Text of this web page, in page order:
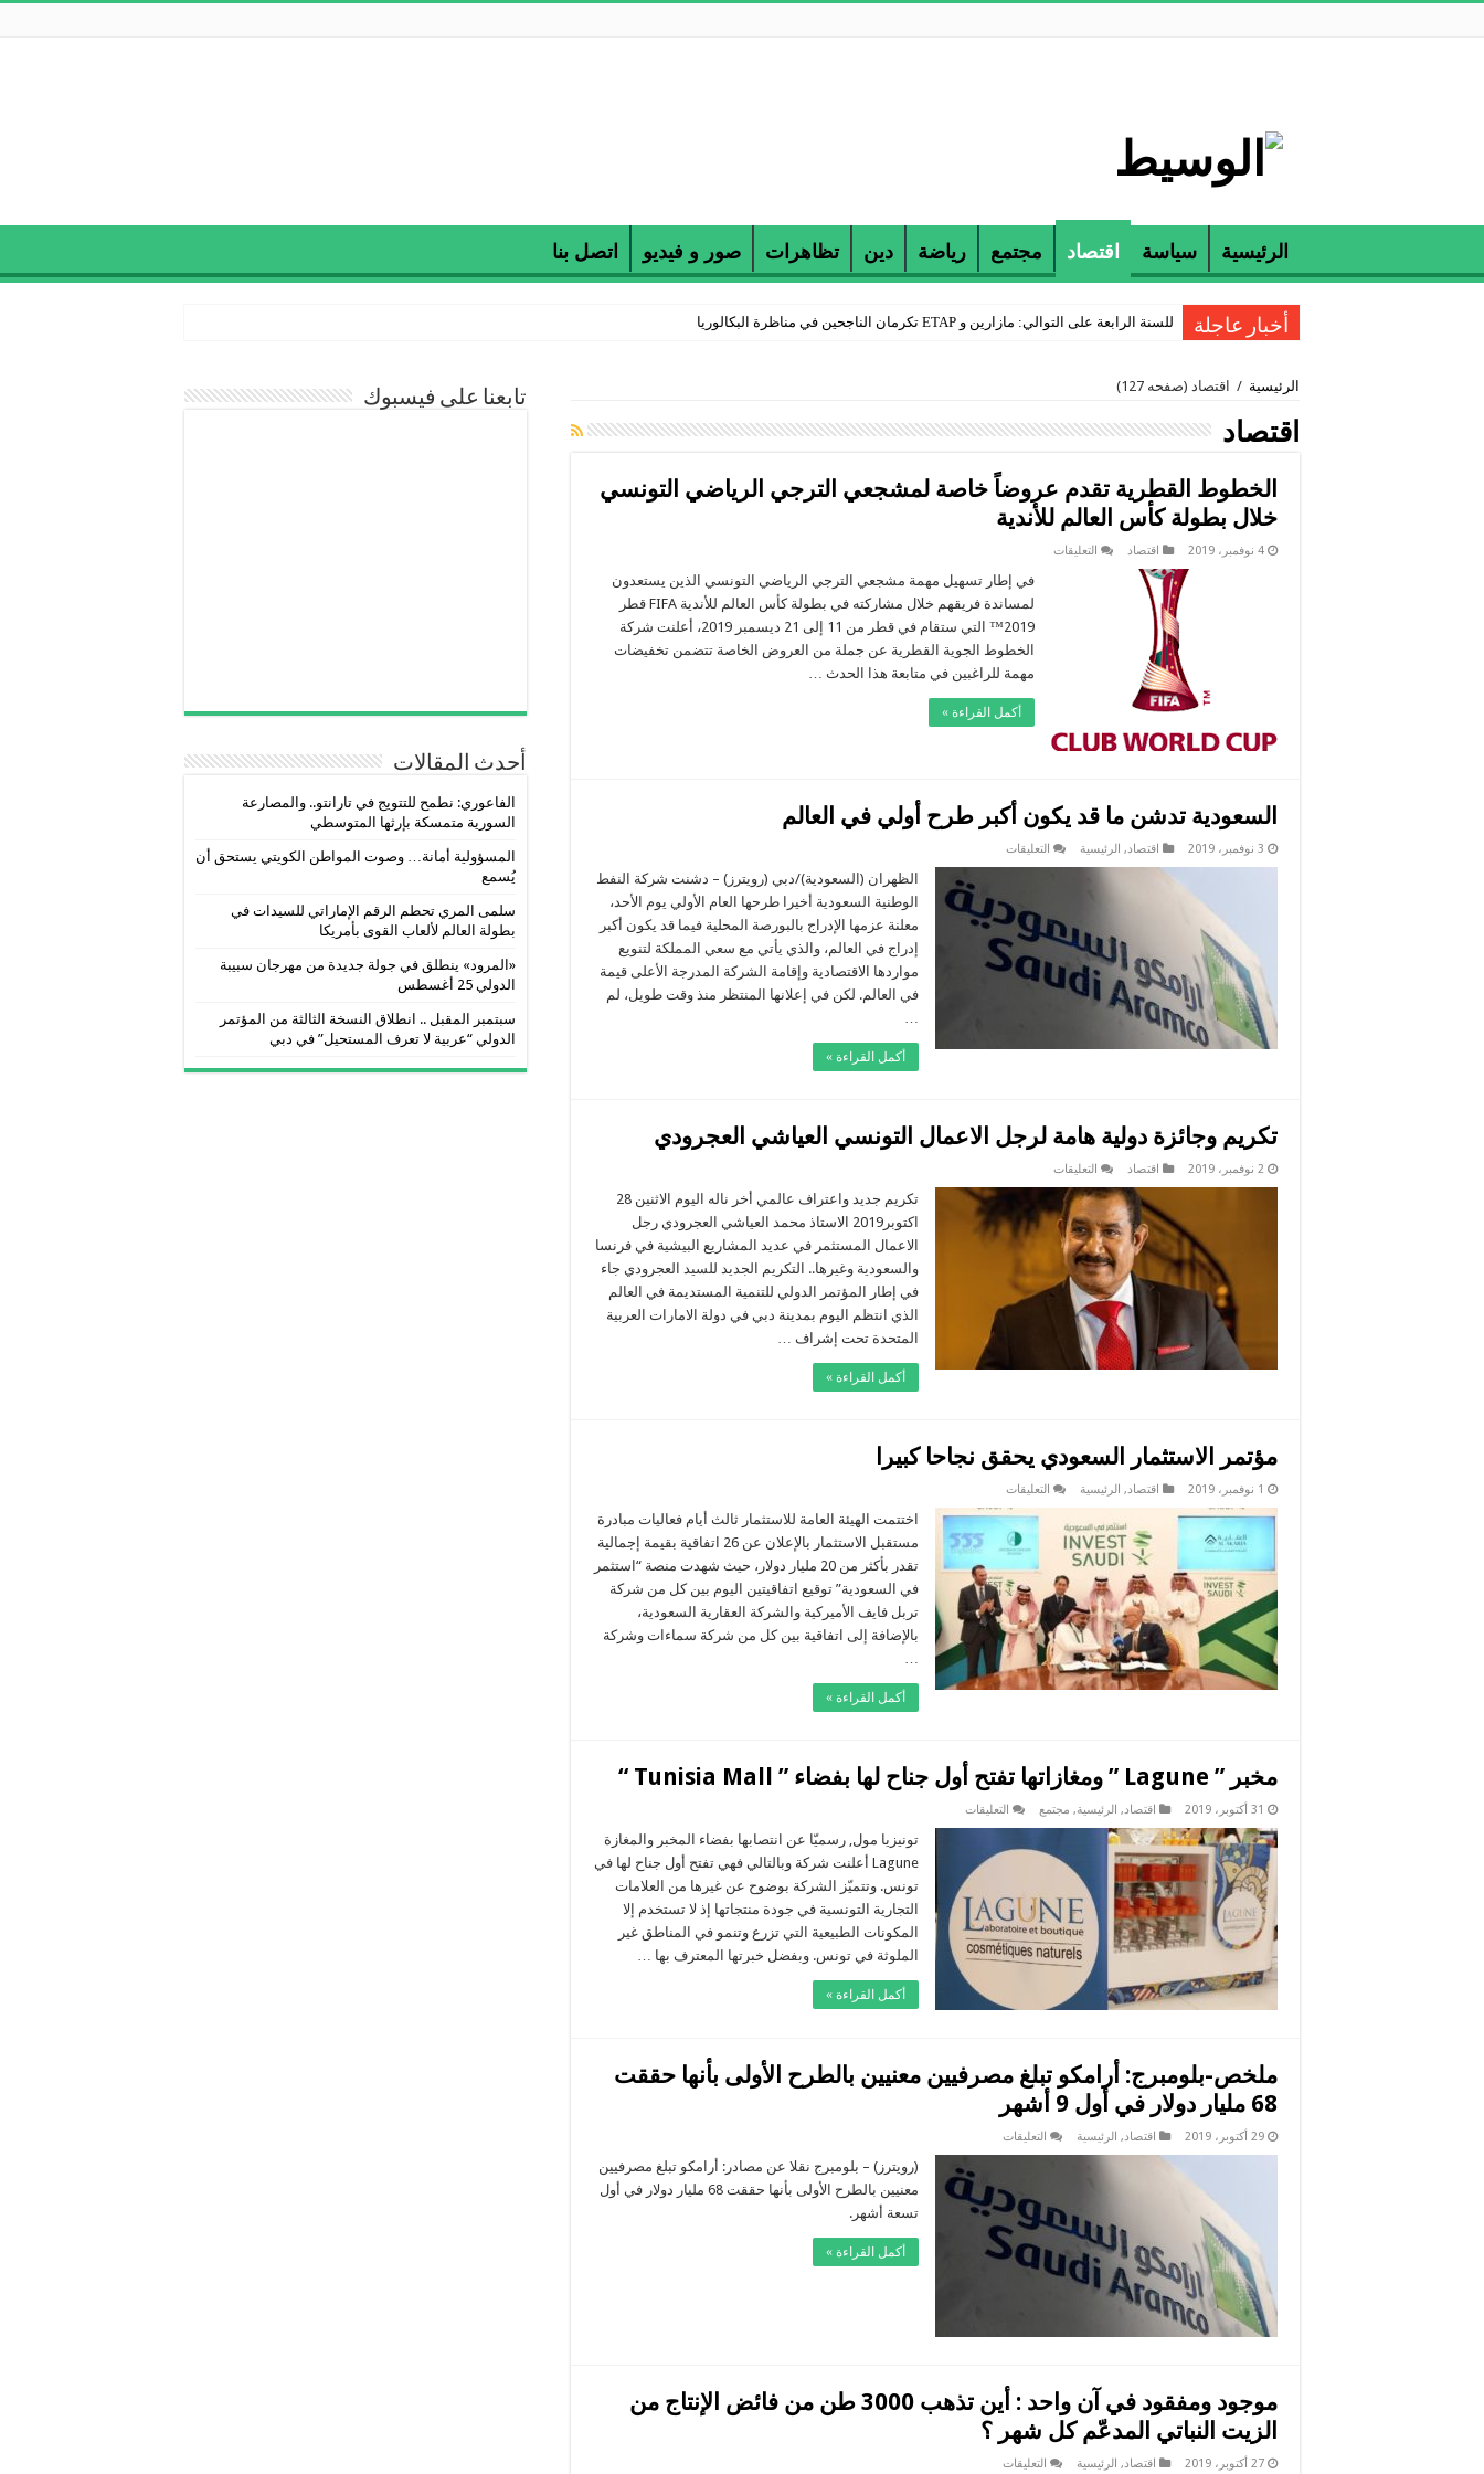
الرئيسية سياسة اقتصاد مجتمع رياضة دين تظاهرات صور و فيديو اتصل بنا
أخبار عاجلة للسنة الرابعة على التوالي: مازارين و ETAP تكرمان الناجحين في مناظرة البكالوريا
الرئيسية / اقتصاد (صفحه 127)
اقتصاد
الخطوط القطرية تقدم عروضاً خاصة لمشجعي الترجي الرياضي التونسي
خلال بطولة كأس العالم للأندية
4 نوفمبر، 2019 اقتصاد التعليقات
القطرية
عروضاً
خاصة
لمشجعي
الترجي
التونسي
كأس
العالم
للأندية
في إطار تسهيل مهمة مشجعي الترجي الرياضي التونسي الذين يستعدون
لمساندة فريقهم خلال مشاركته في بطولة كأس العالم للأندية FIFA قطر
2019™ التي ستقام في قطر من 11 إلى 21 ديسمبر 2019، أعلنت شركة
الخطوط الجوية القطرية عن جملة من العروض الخاصة تتضمن تخفيضات
مهمة للراغبين في متابعة هذا الحدث …
أكمل القراءة »
السعودية تدشن ما قد يكون أكبر طرح أولي في العالم
3 نوفمبر، 2019 اقتصاد, الرئيسية التعليقات
قد
يكون
أكبر
طرح
أولي
في
الظهران (السعودية)/دبي (رويترز) – دشنت شركة النفط
الوطنية السعودية أخيرا طرحها العام الأولي يوم الأحد،
معلنة عزمها الإدراج بالبورصة المحلية فيما قد يكون أكبر
إدراج في العالم، والذي يأتي مع سعي المملكة لتنويع
مواردها الاقتصادية وإقامة الشركة المدرجة الأعلى قيمة
في العالم. لكن في إعلانها المنتظر منذ وقت طويل، لم
أكمل القراءة »
تكريم وجائزة دولية هامة لرجل الاعمال التونسي العياشي العجرودي
2 نوفمبر، 2019 اقتصاد التعليقات
دولية
هامة
لرجل
التونسي
العياشي
العجرودي
تكريم جديد واعتراف عالمي أخر ناله اليوم الاثنين 28
اكتوبر2019 الاستاذ محمد العياشي العجرودي رجل
الاعمال المستثمر في عديد المشاريع البيشية في فرنسا
والسعودية وغيرها.. التكريم الجديد للسيد العجرودي جاء
في إطار المؤتمر الدولي للتنمية المستديمة في العالم
الذي انتظم اليوم بمدينة دبي في دولة الامارات العربية
المتحدة تحت إشراف …
أكمل القراءة »
مؤتمر الاستثمار السعودي يحقق نجاحا كبيرا
1 نوفمبر، 2019 اقتصاد, الرئيسية التعليقات
الاستثمار
السعودي
يحقق
كبيرا
مغلقة
اختتمت الهيئة العامة للاستثمار ثالث أيام فعاليات مبادرة
مستقبل الاستثمار بالإعلان عن 26 اتفاقية بقيمة إجمالية
تقدر بأكثر من 20 مليار دولار، حيث شهدت منصة “استثمر
في السعودية” توقيع اتفاقيتين اليوم بين كل من شركة
تربل فايف الأميركية والشركة العقارية السعودية،
بالإضافة إلى اتفاقية بين كل من شركة سماءات وشركة
أكمل القراءة »
مخبر ” Lagune ” ومغازاتها تفتح أول جناح لها بفضاء ” Tunisia Mall “
31 أكتوبر، 2019 اقتصاد, الرئيسية, مجتمع التعليقات
ومغازاتها
تفتح
أول
جناح
بفضاء
Tunisia
“
تونيزيا مول, رسميّا عن انتصابها بفضاء المخبر والمغازة
Lagune أعلنت شركة وبالتالي فهي تفتح أول جناح لها في
تونس. وتتميّز الشركة بوضوح عن غيرها من العلامات
التجارية التونسية في جودة منتجاتها إذ لا تستخدم إلا
المكونات الطبيعية التي تزرع وتنمو في المناطق غير
الملوثة في تونس. وبفضل خبرتها المعترف بها …
أكمل القراءة »
ملخص-بلومبرج: أرامكو تبلغ مصرفيين معنيين بالطرح الأولى بأنها حققت
68 مليار دولار في أول 9 أشهر
29 أكتوبر، 2019 اقتصاد, الرئيسية التعليقات
أرامكو
تبلغ
مصرفيين
معنيين
بالطرح
الأولى
بأنها
في
مغلقة
(رويترز) – بلومبرج نقلا عن مصادر: أرامكو تبلغ مصرفيين
معنيين بالطرح الأولى بأنها حققت 68 مليار دولار في أول
تسعة أشهر.
أكمل القراءة »
موجود ومفقود في آن واحد : أين تذهب 3000 طن من فائض الإنتاج من
الزيت النباتي المدعّم كل شهر ؟
27 أكتوبر، 2019 اقتصاد, الرئيسية التعليقات
تابعنا على فيسبوك
أحدث المقالات
الفاعوري: نطمح للتتويج في تارانتو.. والمصارعة
السورية متمسكة بإرثها المتوسطي
المسؤولية أمانة… وصوت المواطن الكويتي يستحق أن
يُسمع
سلمى المري تحطم الرقم الإماراتي للسيدات في
بطولة العالم لألعاب القوى بأمريكا
«المرود» ينطلق في جولة جديدة من مهرجان سبيبة
الدولي 25 أغسطس
سبتمبر المقبل .. انطلاق النسخة الثالثة من المؤتمر
الدولي “عربية لا تعرف المستحيل” في دبي